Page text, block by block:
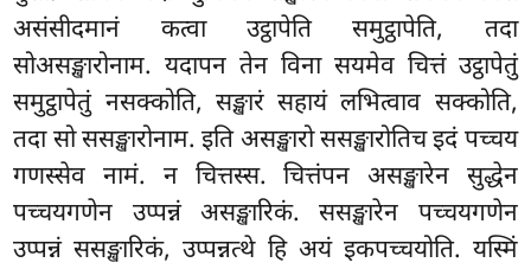
असंसीदमानं कत्वा उट्ठापेति समुट्ठापेति, तदा
सोअसङ्खारोनाम. यदापन तेन विना सयमेव चित्तं उट्ठापेतुं
समुट्ठापेतुं नसक्कोति, सङ्खारं सहायं लभित्वाव सक्कोति,
तदा सो ससङ्खारोनाम. इति असङ्खारो ससङ्खारोतिच इदं पच्चय
गणस्सेव नामं. न चित्तस्स. चित्तंपन असङ्खारेन सुद्धेन
पच्चयगणेन उप्पन्नं असङ्खारिकं. ससङ्खारेन पच्चयगणेन
उप्पन्नं ससङ्खारिकं, उप्पन्नत्थे हि अयं इकपच्चयोति. यस्मिं